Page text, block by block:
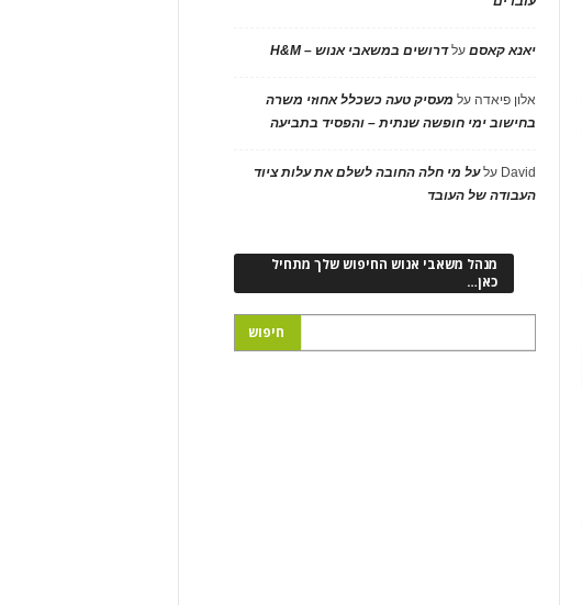
יאנא קאסםעלדרושים במשאבי אנוש – H&M
אלון פיאדה על מעסיק טעה כשכלל אחוזי משרה
בחישוב ימי חופשה שנתית – והפסיד בתביעה
David עלעל מי חלה החובה לשלם את עלות ציוד
העבודה של העובד
מנהל משאבי אנוש החיפוש שלך מתחיל
כאן…